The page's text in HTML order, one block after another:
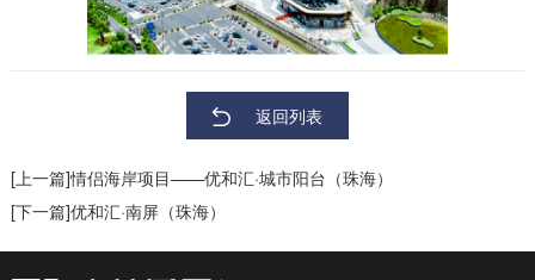
返回列表
[上一篇]情侣海岸项目——优和汇·城市阳台（珠海）
[下一篇]优和汇·南屏（珠海）